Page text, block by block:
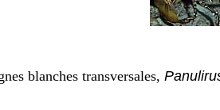
blanches transversales,